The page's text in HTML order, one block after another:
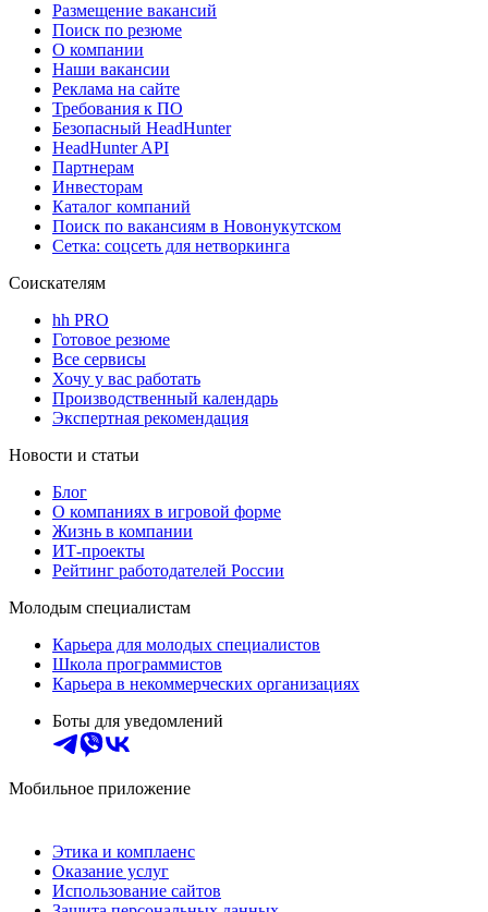
Размещение вакансий
Поиск по резюме
О компании
Наши вакансии
Реклама на сайте
Требования к ПО
Безопасный HeadHunter
HeadHunter API
Партнерам
Инвесторам
Каталог компаний
Поиск по вакансиям в Новонукутском
Сетка: соцсеть для нетворкинга
Соискателям
hh PRO
Готовое резюме
Все сервисы
Хочу у вас работать
Производственный календарь
Экспертная рекомендация
Новости и статьи
Блог
О компаниях в игровой форме
Жизнь в компании
ИТ-проекты
Рейтинг работодателей России
Молодым специалистам
Карьера для молодых специалистов
Школа программистов
Карьера в некоммерческих организациях
Боты для уведомлений
Мобильное приложение
Этика и комплаенс
Оказание услуг
Использование сайтов